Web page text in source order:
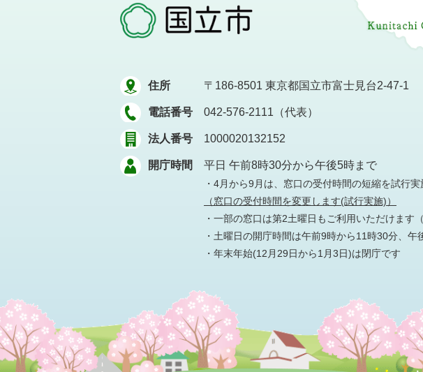
住所 〒186-8501 東京都国立市富士見台2-47-1
電話番号 042-576-2111（代表）
法人番号 1000020132152
開庁時間 平日 午前8時30分から午後5時まで
・4月から9月は、窓口の受付時間の短縮を試行
（窓口の受付時間を変更します(試行実施)）
・一部の窓口は第2土曜日もご利用いただけます
・土曜日の開庁時間は午前9時から11時30分、午
・年末年始(12月29日から1月3日)は閉庁です